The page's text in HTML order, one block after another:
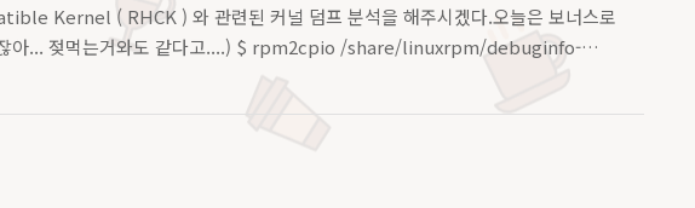
Kernel ( RHCK ) 와 관련된 커널 덤프 분석을 해주시겠다.오늘은 보너스로
아... 젖먹는거와도 같다고....) $ rpm2cpio /share/linuxrpm/debuginfo-